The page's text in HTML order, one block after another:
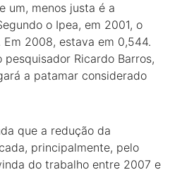
um, menos justa é a
o Ipea, em 2001, o
2008, estava em 0,544.
Ricardo Barros,
a patamar considerado
que a redução da
principalmente, pelo
do trabalho entre 2007 e